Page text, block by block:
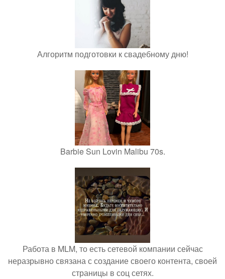
Алгоритм подготовки к свадебному дню!
Barbie Sun Lovin Malibu 70s.
Работа в MLM, то есть сетевой компании сейчас
неразрывно связана с создание своего контента, своей
страницы в соц сетях.